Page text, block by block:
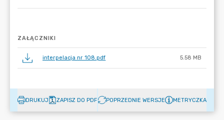
ZAŁĄCZNIKI
interpelacja nr 108.pdf 5.58 MB
DRUKUJ ZAPISZ DO PDF POPRZEDNIE WERSJE METRYCZKA